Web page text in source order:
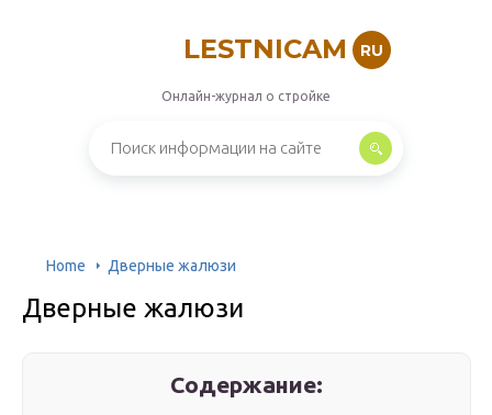
LESTNICAM RU
Онлайн-журнал о стройке
Home Дверные жалюзи
Дверные жалюзи
Содержание: